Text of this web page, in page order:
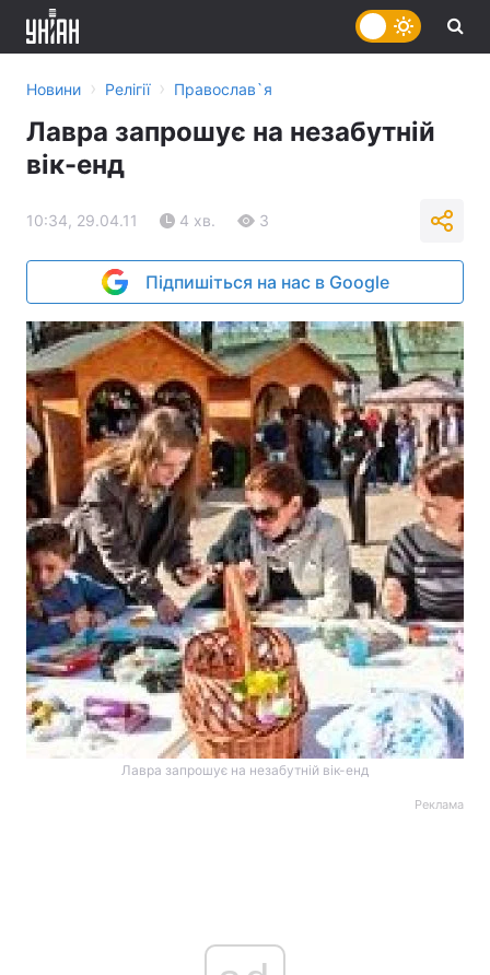
Новини › Релігії › Православ`я
Лавра запрошує на незабутній
вік-енд
10:34, 29.04.11 4 хв. 3
Підпишіться на нас в Google
Лавра запрошує на незабутній вік-енд
Реклама